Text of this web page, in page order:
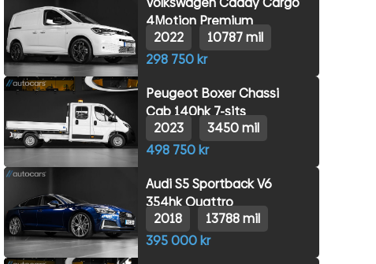
4Motion Premium
2022
10787 mil
298 750 kr
Peugeot Boxer Chassi
Cab 140hk 7-sits
2023
3450 mil
498 750 kr
Audi S5 Sportback V6
354hk Quattro
2018
13788 mil
395 000 kr